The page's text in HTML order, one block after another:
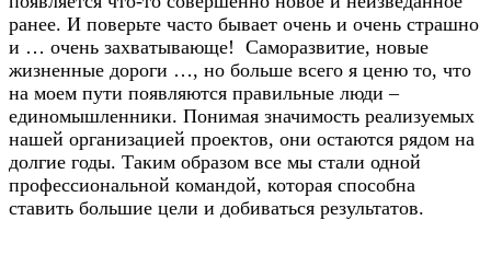
ранее. И поверьте часто бывает очень и очень страшно
и … очень захватывающе! Саморазвитие, новые
жизненные дороги …, но больше всего я ценю то, что
на моем пути появляются правильные люди –
единомышленники. Понимая значимость реализуемых
нашей организацией проектов, они остаются рядом на
долгие годы. Таким образом все мы стали одной
профессиональной командой, которая способна
ставить большие цели и добиваться результатов.